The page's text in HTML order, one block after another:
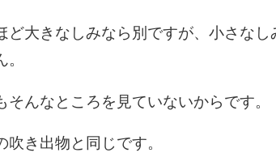
ど大きなしみなら別ですが、小さな
。
そんなところを見ていないからです。
吹き出物と同じです。